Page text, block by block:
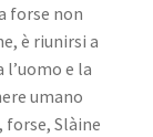
forse non
è riunirsi a
l’uomo e la
umano
forse, Slàine